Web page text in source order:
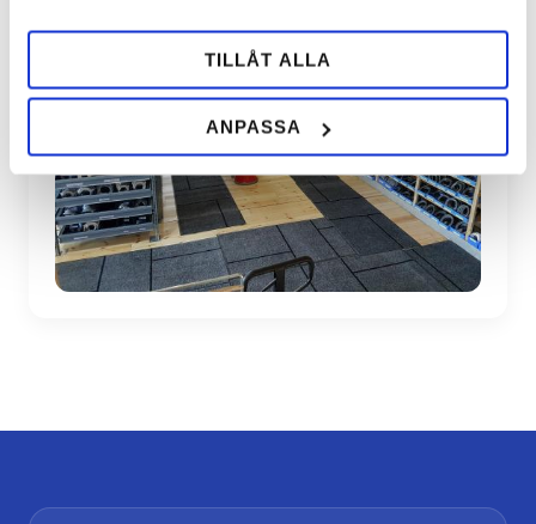
TILLÅT ALLA
ANPASSA